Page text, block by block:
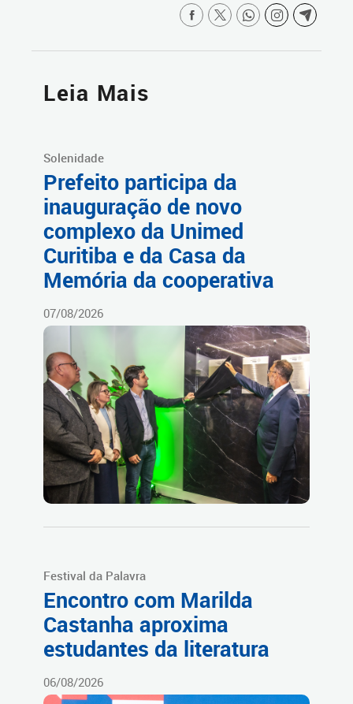
Leia Mais
Solenidade
Prefeito participa da
inauguração de novo
complexo da Unimed
Curitiba e da Casa da
Memória da cooperativa
07/08/2026
Festival da Palavra
Encontro com Marilda
Castanha aproxima
estudantes da literatura
06/08/2026